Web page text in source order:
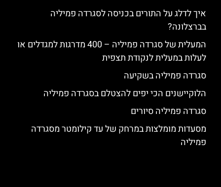
איך לדלג על התורים בכניסה לסגרדה פמיליה
בברצלונה?
המעלית של סגרדה פמיליה – 400 מדרגות למגדלים או
לעלות במעלית לנקודת תצפית
סגרדה פמיליה בשקיעה
הלוקיישנים הכי יפים להצטלם בסגרדה פמיליה
סגרדה פמיליה סיורים
מסעדות מומלצות במרחק של עד קילומטר מסגרדה
פמיליה